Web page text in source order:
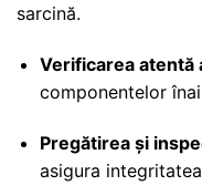
sarcină.
Verificarea atentă
componentelor
Pregătirea și
asigura